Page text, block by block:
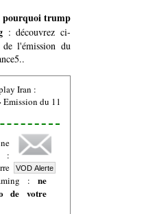
trump
: découvrez ci-
l'émission du
Iran :
Emission du 11
:
: ne
de votre